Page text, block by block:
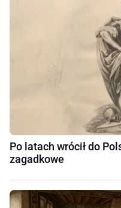
Po latach wrócił do
zagadkowe